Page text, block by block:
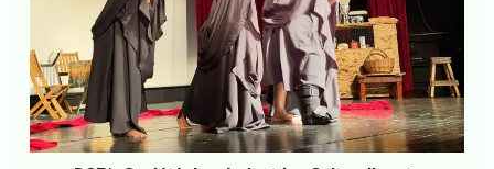
Guadeloupe. Justice. Rodrigue Solitude
peut enfin respirer
Laisser un commentaire •Focus • ParAgnès
Mathey
• 3 août 2026